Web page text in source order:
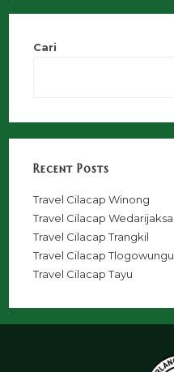
Cari
Recent Posts
Travel Cilacap Winong
Travel Cilacap Wedarijaksa
Travel Cilacap Trangkil
Travel Cilacap Tlogowungu
Travel Cilacap Tayu